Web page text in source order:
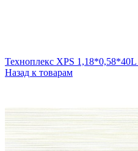
Техноплекс XPS 1,18*0,58*40L
Назад к товарам